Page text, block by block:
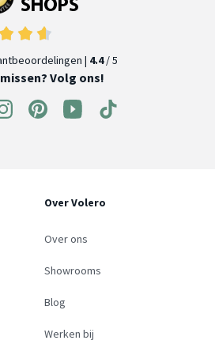
| 4.4/ 5
Volg ons!
Over Volero
Over ons
Showrooms
Blog
Werken bij